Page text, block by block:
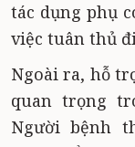
tác dụng phụ
việc tuân thủ
Ngoài ra, hỗ
quan trọng
Người bệnh